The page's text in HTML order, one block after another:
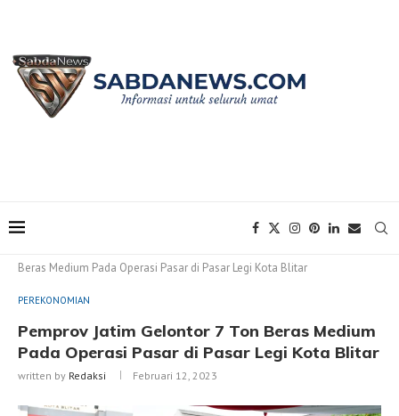
Beras Medium Pada Operasi Pasar di Pasar Legi Kota Blitar
PEREKONOMIAN
Pemprov Jatim Gelontor 7 Ton Beras Medium
Pada Operasi Pasar di Pasar Legi Kota Blitar
written by Redaksi Februari 12, 2023